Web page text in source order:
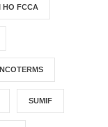
HO FCCA
SUMIF